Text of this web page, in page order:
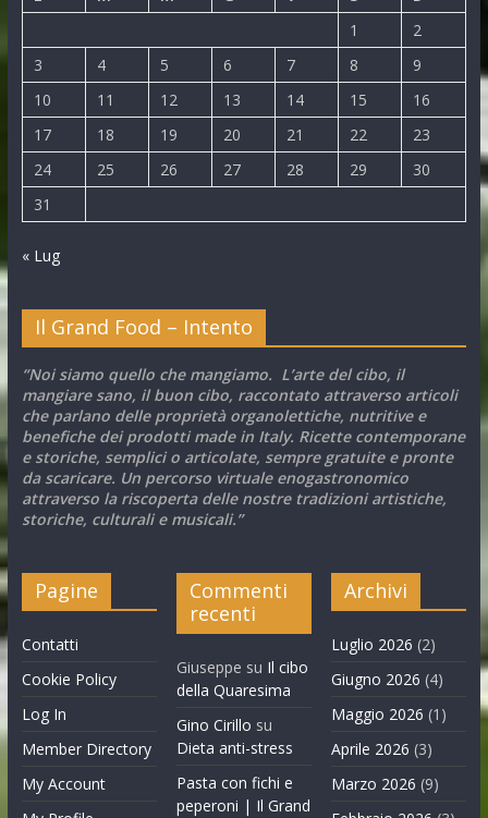
1
2
3
4 5 6 7 8
9
10
11 12 13 14 15
16
17
18 19 20 21 22
23
24
25 26 27 28 29
30
31
« Lug
Il Grand Food – Intento
“Noi siamo quello che mangiamo. L’arte del cibo, il
mangiare sano, il buon cibo, raccontato attraverso articoli
che parlano delle proprietà organolettiche, nutritive e
benefiche dei prodotti made in Italy. Ricette contemporane
e storiche, semplici o articolate, sempre gratuite e pronte
da scaricare. Un percorso virtuale enogastronomico
attraverso la riscoperta delle nostre tradizioni artistiche,
storiche, culturali e musicali.”
Pagine
Contatti
Cookie Policy
Log In
Member Directory
My Account
Commenti
recenti
Giuseppe su Il cibo
della Quaresima
Gino Cirillo su
Dieta anti-stress
Pasta con fichi e
peperoni | Il Grand
Archivi
Luglio 2026 (2)
Giugno 2026 (4)
Maggio 2026 (1)
Aprile 2026 (3)
Marzo 2026 (9)